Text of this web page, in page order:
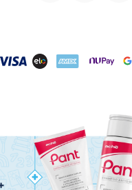
ELO AMEX NuPay
em Destaque